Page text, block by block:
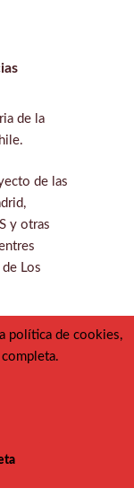
de la
de las
y otras
Los
política de cookies,